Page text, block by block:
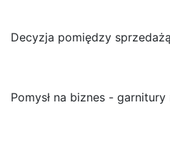
Decyzja pomiędzy
Pomysł na biznes -